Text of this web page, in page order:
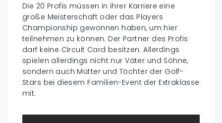
Die 20 Profis müssen in ihrer Karriere eine
große Meisterschaft oder das Players
Championship gewonnen haben, um hier
teilnehmen zu können. Der Partner des Profis
darf keine Circuit Card besitzen. Allerdings
spielen allerdings nicht nur Väter und Söhne,
sondern auch Mütter und Töchter der Golf-
Stars bei diesem Familien-Event der Extraklasse
mit.